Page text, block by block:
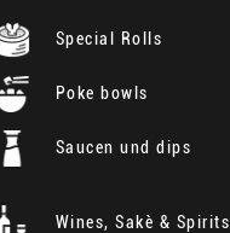
Special Rolls
Poke bowls
Saucen und dips
Wines, Sakè & Spirits